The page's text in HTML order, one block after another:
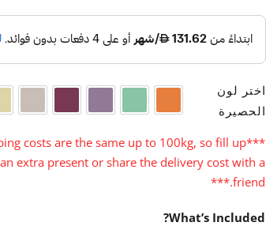
اختر لون
الحصيرة
Orange
Aqua
Purple
Cerise
Grey
***
costs are the same up to 100kg, so fill up
extra present or share the delivery cost with a
friend.***
What’s Included?